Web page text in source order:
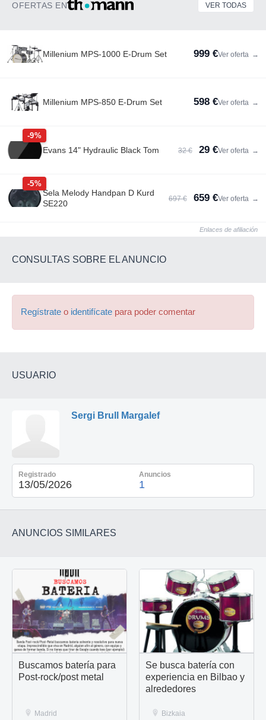
OFERTAS EN VER TODAS
Millenium MPS-1000 E-Drum Set 999 €Ver oferta →
Millenium MPS-850 E-Drum Set 598 €Ver oferta →
-9%
Evans 14" Hydraulic Black Tom 32 € 29 €Ver oferta →
-5%
Sela Melody Handpan D Kurd
SE220
697 € 659 €Ver oferta →
Enlaces de afiliación
CONSULTAS SOBRE EL ANUNCIO
Regístrate o identifícate para poder comentar
USUARIO
Sergi Brull Margalef
Registrado
13/05/2026
Anuncios
1
ANUNCIOS SIMILARES
Buscamos batería para
Post-rock/post metal
Madrid
Se busca batería con
experiencia en Bilbao y
alrededores
Bizkaia